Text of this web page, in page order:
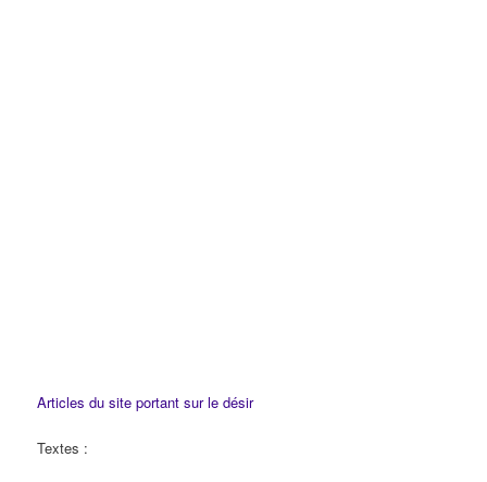
Articles du site portant sur le désir
Textes :